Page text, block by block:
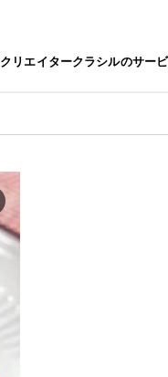
クリエイタークラシルのサー